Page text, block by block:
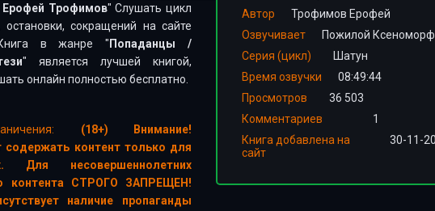
Ерофей Трофимов" Слушать цикл
остановки, сокращений на сайте
Книга в жанре " Попаданцы /
" является лучшей книгой,
онлайн полностью бесплатно.
(18+) Внимание!
содержать контент только для
Для несовершеннолетних
контента СТРОГО ЗАПРЕЩЕН!
наличие пропаганды
Автор
Трофимов Ерофей
Озвучивает
Пожилой Ксеноморф
Серия (цикл)
Шатун
Время озвучки
08:49:44
Просмотров
36 503
Комментариев
1
Книга добавлена на
сайт